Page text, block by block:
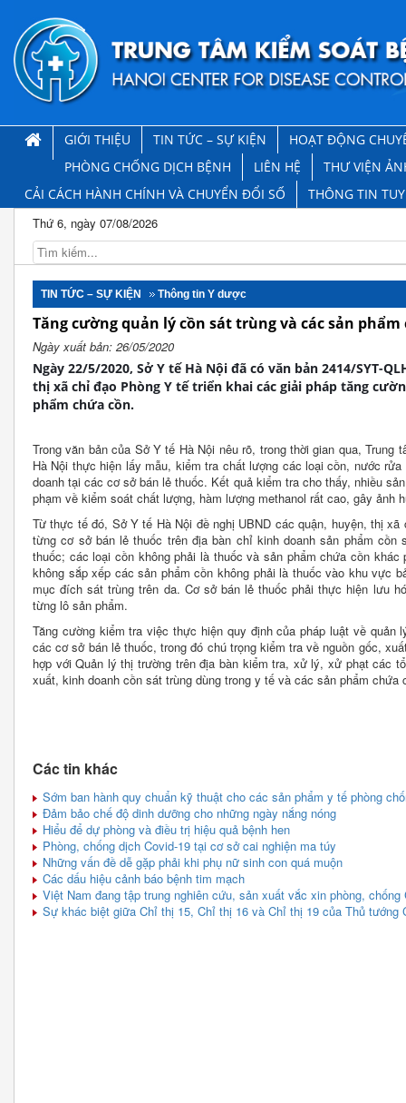
GIỚI THIỆU TIN TỨC – SỰ KIỆN
HOẠT ĐỘNG
PHÒNG CHỐNG DỊCH BỆNH
LIÊN HỆ
THƯ VIỆN
CẢI CÁCH HÀNH CHÍNH VÀ CHUYỂN ĐỔI SỐ
THÔNG TIN
Thứ 6, ngày 07/08/2026
TIN TỨC – SỰ KIỆN Thông tin Y dược
Tăng cường quản lý cồn sát trùng và các sản phẩm
Ngày xuất bản: 26/05/2020
Ngày 22/5/2020, Sở Y tế Hà Nội đã có văn bản 2414/SYT-
thị xã chỉ đạo Phòng Y tế triển khai các giải pháp tăng
phẩm chứa cồn.
Trong văn bản của Sở Y tế Hà Nội nêu rõ, trong thời gian qua,
Hà Nội thực hiện lấy mẫu, kiểm tra chất lượng các loại cồn, nước
doanh tại các cơ sở bán lẻ thuốc. Kết quả kiểm tra cho thấy, nhiều
phạm về kiểm soát chất lượng, hàm lượng methanol rất cao, gây ảnh
Từ thực tế đó, Sở Y tế Hà Nội đề nghị UBND các quận, huyện, thị
từng cơ sở bán lẻ thuốc trên địa bàn chỉ kinh doanh sản phẩm cồn
thuốc; các loại cồn không phải là thuốc và sản phẩm chứa cồn
không sắp xếp các sản phẩm cồn không phải là thuốc vào khu vực
mục đích sát trùng trên da. Cơ sở bán lẻ thuốc phải thực hiện lưu
từng lô sản phẩm.
Tăng cường kiểm tra việc thực hiện quy định của pháp luật về quản
các cơ sở bán lẻ thuốc, trong đó chú trọng kiểm tra về nguồn gốc,
hợp với Quản lý thị trường trên địa bàn kiểm tra, xử lý, xử phạt các
xuất, kinh doanh cồn sát trùng dùng trong y tế và các sản phẩm chứa
Các tin khác
Sớm ban hành quy chuẩn kỹ thuật cho các sản phẩm y tế phòng
Đảm bảo chế độ dinh dưỡng cho những ngày nắng nóng
Hiểu để dự phòng và điều trị hiệu quả bệnh hen
Phòng, chống dịch Covid-19 tại cơ sở cai nghiện ma túy
Những vấn đề dễ gặp phải khi phụ nữ sinh con quá muộn
Các dấu hiệu cảnh báo bệnh tim mạch
Việt Nam đang tập trung nghiên cứu, sản xuất vắc xin phòng, chống
Sự khác biệt giữa Chỉ thị 15, Chỉ thị 16 và Chỉ thị 19 của Thủ tướng